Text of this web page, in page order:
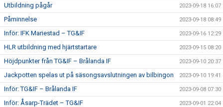
Utbildning pågår 2023-09-18 16:07
Påminnelse 2023-09-18 08:49
Inför: IFK Mariestad – TG&IF 2023-09-16 12:29
HLR utbildning med hjärtstartare 2023-09-15 08:20
Höjdpunkter från TG&IF – Brålanda IF 2023-09-10 20:37
Jackpotten spelas ut på säsongsavslutningen av bilbingon 2023-09-10 19:41
Inför: TG&IF – Brålanda IF 2023-09-08 07:30
Inför: Åsarp-Trädet – TG&IF 2023-09-01 22:04